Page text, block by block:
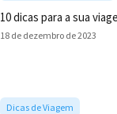
10 dicas para a sua
18 de dezembro de 2023
Dicas de Viagem